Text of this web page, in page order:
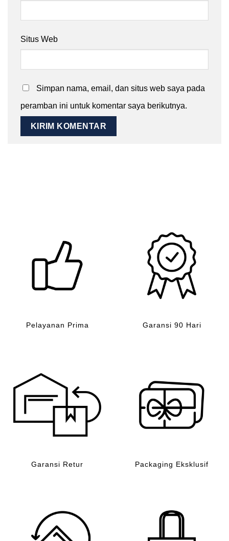
Situs Web
Simpan nama, email, dan situs web saya pada
peramban ini untuk komentar saya berikutnya.
Pelayanan Prima Garansi 90 Hari
Garansi Retur Packaging Eksklusif